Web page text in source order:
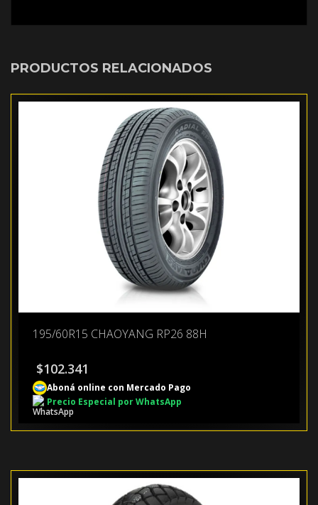
PRODUCTOS RELACIONADOS
195/60R15 CHAOYANG RP26 88H
$102.341
Aboná online con Mercado Pago
Precio Especial por WhatsApp